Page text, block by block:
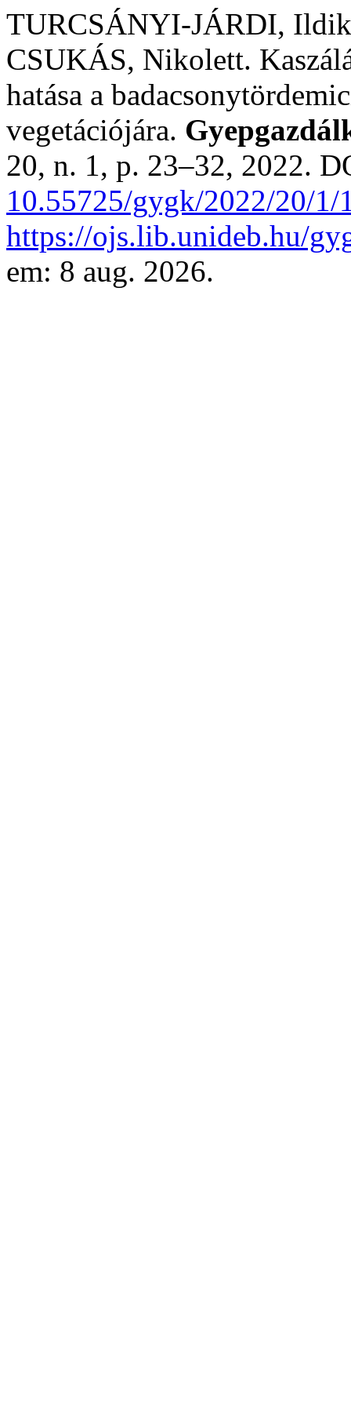
TURCSÁNYI-JÁRDI,
CSUKÁS, Nikolett.
hatása a
vegetációjára.
20, n. 1, p. 23–32, 2022.
10.55725/gygk/2022/20/1/
https://ojs.lib.unideb.hu/
em: 8 aug. 2026.